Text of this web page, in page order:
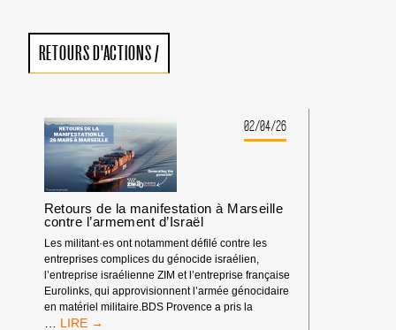
RETOURS D'ACTIONS/
02/04/26
Retours de la manifestation à Marseille
contre l’armement d’Israël
Les militant·es ont notamment défilé contre les
entreprises complices du génocide israélien,
l’entreprise israélienne ZIM et l’entreprise française
Eurolinks, qui approvisionnent l’armée génocidaire
en matériel militaire.BDS Provence a pris la
RETOURS